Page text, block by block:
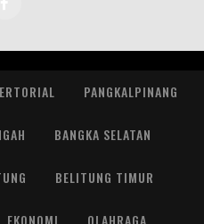
PANGKALPINANG
BANGKA SELATAN
BELITUNG TIMUR